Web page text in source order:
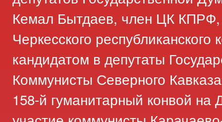
Коммунистической
партии
Российской
Федерации
Кемал Бытдаев, член ЦК КПРФ,
Черкесского
кандидатом в депутаты
Коммунисты Северного
158-й гуманитарный конвой на